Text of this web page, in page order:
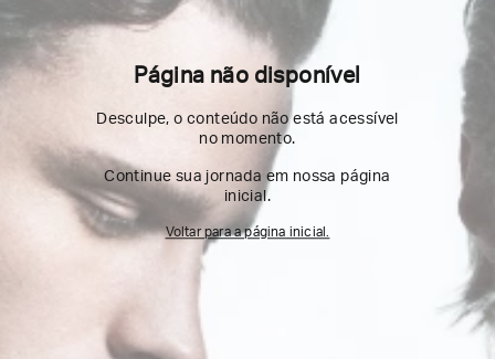
Página não disponível
Desculpe, o conteúdo não está acessível
no momento.
Continue sua jornada em nossa página
inicial.
Voltar para a página inicial.